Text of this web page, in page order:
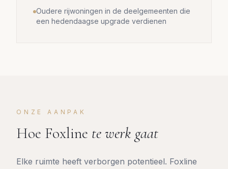
Oudere rijwoningen in de deelgemeenten die
een hedendaagse upgrade verdienen
ONZE AANPAK
Hoe Foxline te werk gaat
Elke ruimte heeft verborgen potentieel. Foxline